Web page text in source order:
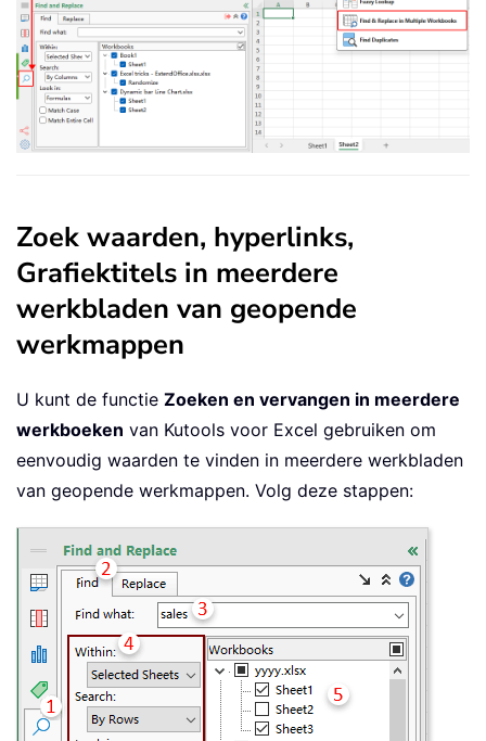
Zoek waarden, hyperlinks,
Grafiektitels in meerdere
werkbladen van geopende
werkmappen
U kunt de functie Zoeken en vervangen in meerdere
werkboeken van Kutools voor Excel gebruiken om
eenvoudig waarden te vinden in meerdere werkbladen
van geopende werkmappen. Volg deze stappen: